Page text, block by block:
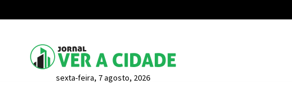
sexta-feira, 7 agosto, 2026